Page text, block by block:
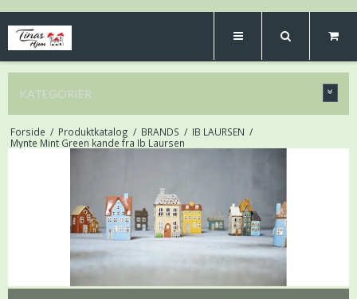
KATEGORIER
Forside / Produktkatalog / BRANDS / IB LAURSEN /
Mynte Mint Green kande fra Ib Laursen